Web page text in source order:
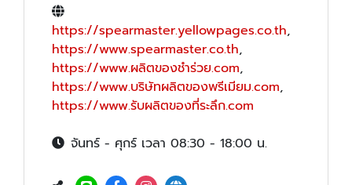
https://spearmaster.yellowpages.co.th,
https://www.spearmaster.co.th,
https://www.ผลิตของชำร่วย.com,
https://www.บริษัทผลิตของพรีเมียม.com,
https://www.รับผลิตของที่ระลึก.com
จันทร์ - ศุกร์ เวลา 08:30 - 18:00 น.